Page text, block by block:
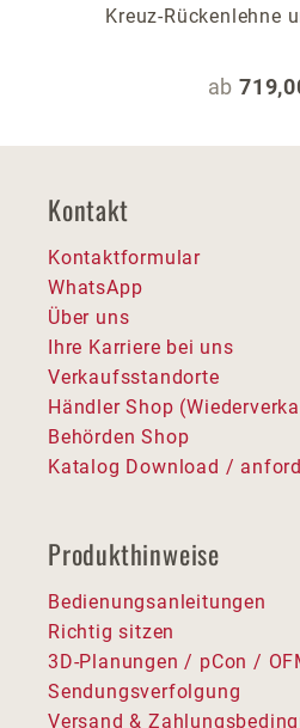
Kreuz-Rückenlehne
ab
Kontakt
Kontaktformular
WhatsApp
Über uns
Ihre Karriere bei uns
Verkaufsstandorte
Händler Shop
Behörden Shop
Katalog Download /
Produkthinweise
Bedienungsanleitungen
Richtig sitzen
3D-Planungen / pCon /
Sendungsverfolgung
Versand &